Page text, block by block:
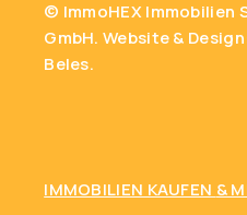
© ImmoHEX Immobilien
GmbH.Website &
Beles.
IMMOBILIEN KAUFEN &